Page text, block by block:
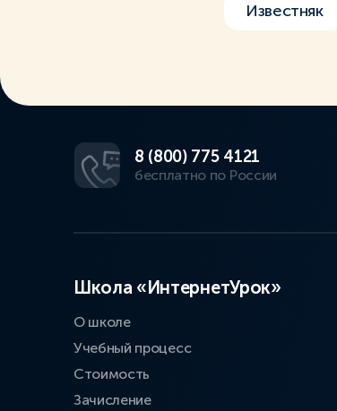
Известняк
8 (800) 775 4121
бесплатно по России
Школа «ИнтернетУрок»
О школе
Учебный процесс
Стоимость
Зачисление